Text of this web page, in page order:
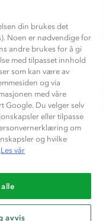
og SFO
din brukes det
Noen er nødvendige for
andre brukes for å gi
med tilpasset innhold
som kan være av
og via
med våre
Google. Du velger selv
eller tilpasse
om
og hvilke
Les vår
avvis